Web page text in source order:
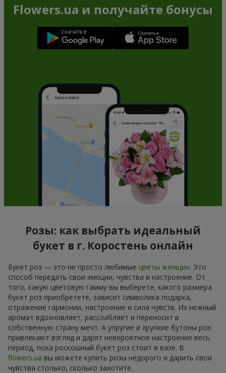
Flowers.ua и получайте бонусы
Розы: как выбрать идеальный
букет в г. Коростень онлайн
Букет роз — это не просто любимые цветы женщин. Это
способ передать свои эмоции, чувства и настроение. От
того, какую цветовую гамму вы выберете, какого размера
букет роз приобретете, зависит символика подарка,
отражение гармонии, настроение и сила чувств. Их нежный
аромат вдохновляет, расслабляет и переносит в
собственную страну мечт. А упругие и хрупкие бутоны роз
привлекают взгляд и дарят невероятное настроение весь
период, пока роскошный букет роз стоит в вазе. В
flowers.ua вы можете купить розы недорого и дарить свои
чувства столько, сколько захотите.